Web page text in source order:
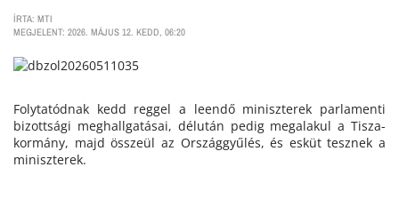
ÍRTA: MTI
MEGJELENT: 2026. MÁJUS 12. KEDD, 06:20
Folytatódnak kedd reggel a leendő miniszterek parlamenti
bizottsági meghallgatásai, délután pedig megalakul a Tisza-
kormány, majd összeül az Országgyűlés, és esküt tesznek a
miniszterek.